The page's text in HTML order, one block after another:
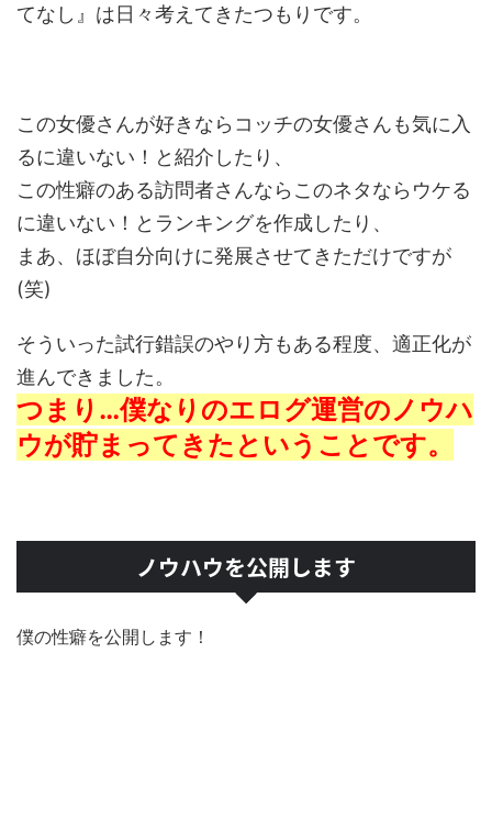
てなし』は日々考えてきたつもりです。
この女優さんが好きならコッチの女優さんも気に入
るに違いない！と紹介したり、
この性癖のある訪問者さんならこのネタならウケる
に違いない！とランキングを作成したり、
まあ、ほぼ自分向けに発展させてきただけですが
(笑)
そういった試行錯誤のやり方もある程度、適正化が
進んできました。
つまり…僕なりのエログ運営のノウハ
ウが貯まってきたということです。
ノウハウを公開します
僕の性癖を公開します！